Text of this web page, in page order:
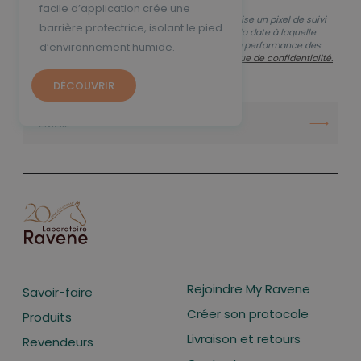
facile d’application crée une
barrière protectrice, isolant le pied
d’environnement humide.
DÉCOUVRIR
En vous inscrivant, vous autorisez que Ravene utilise un pixel de suivi
dans ses emails pour savoir si vous les ouvrez et la date à laquelle
vous le faites, afin de mesurer la délivrabilité et la performance des
Politique de confidentialité.
INSCRIPTION À LA NEWSLETTER
Savoir-faire
Produits
Revendeurs
Rejoindre My Ravene
Créer son protocole
Livraison et retours